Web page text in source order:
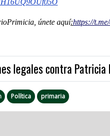
únete aquí:https://t.me/
legales contra Patricia
Política primaria